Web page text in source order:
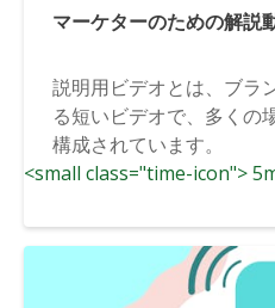
マーケターのための解説
説明用ビデオとは、ブラ
る短いビデオで、多くの
構成されています。
<small class="time-icon">